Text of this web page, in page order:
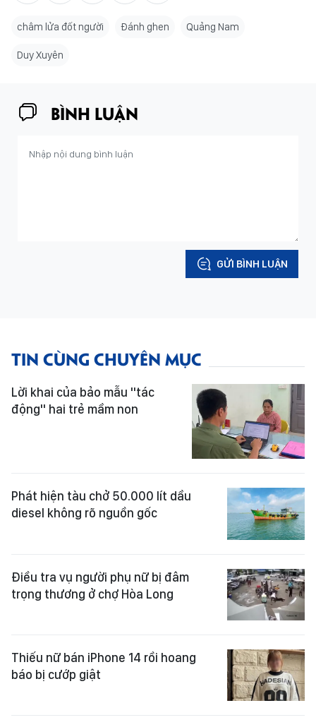
châm lửa đốt người Đánh ghen Quảng Nam
Duy Xuyên
BÌNH LUẬN
GỬI BÌNH LUẬN
TIN CÙNG CHUYÊN MỤC
Lời khai của bảo mẫu "tác
động" hai trẻ mầm non
Phát hiện tàu chở 50.000 lít dầu
diesel không rõ nguồn gốc
Điều tra vụ người phụ nữ bị đâm
trọng thương ở chợ Hòa Long
Thiếu nữ bán iPhone 14 rồi hoang
báo bị cướp giật